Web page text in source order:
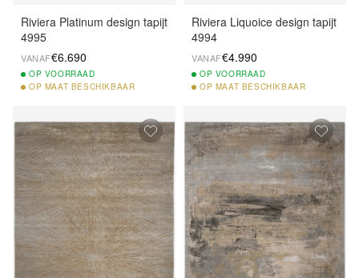
Riviera Platinum design tapijt
4995
VANAF€6.690
OP VOORRAAD
OP MAAT BESCHIKBAAR
Riviera Liquoice design tapijt
4994
VANAF€4.990
OP VOORRAAD
OP MAAT BESCHIKBAAR